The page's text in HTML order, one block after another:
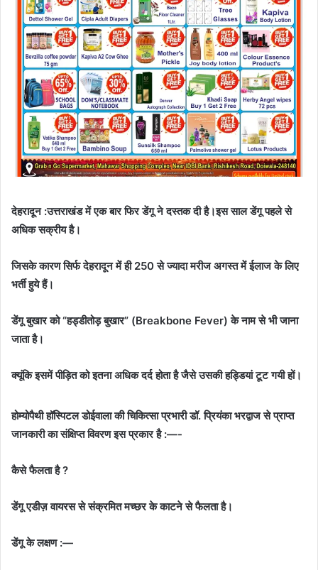
देहरादून :उत्तराखंड में एक बार फिर डेंगू ने दस्तक दी है।इस साल डेंगू पहले से
अधिक सक्रीय है।
जिसके कारण सिर्फ देहरादून में ही 250 से ज्यादा मरीज अगस्त में ईलाज के लिए
भर्ती हुये हैं।
डेंगू बुखार को “हड्डीतोड़ बुखार” (Breakbone Fever) के नाम से भी जाना
जाता है।
क्यूंकि इसमें पीड़ित को इतना अधिक दर्द होता है जैसे उसकी हड्डियां टूट गयी हों।
होम्योपैथी हॉस्पिटल डोईवाला की चिकित्सा प्रभारी डॉ. प्रियंका भरद्वाज से प्राप्त
जानकारी का संक्षिप्त विवरण इस प्रकार है :—-
कैसे फैलता है ?
डेंगू एडीज़ वायरस से संक्रमित मच्छर के काटने से फैलता है।
डेंगू के लक्षण :—